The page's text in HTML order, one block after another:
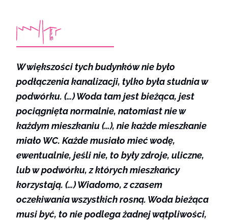
W większości tych budynków nie było
podłączenia kanalizacji, tylko była studnia w
podwórku. (…) Woda tam jest bieżąca, jest
pociągnięta normalnie, natomiast nie w
każdym mieszkaniu (…), nie każde mieszkanie
miało WC. Każde musiało mieć wodę,
ewentualnie, jeśli nie, to były zdroje, uliczne,
lub w podwórku, z których mieszkańcy
korzystają. (…) Wiadomo, z czasem
oczekiwania wszystkich rosną. Woda bieżąca
musi być, to nie podlega żadnej wątpliwości,